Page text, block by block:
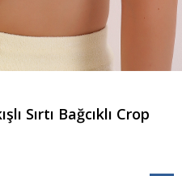
Sırtı Bağcıklı Crop